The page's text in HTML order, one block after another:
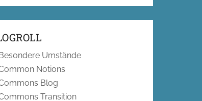
Umstände
Notions
Blog
Transition